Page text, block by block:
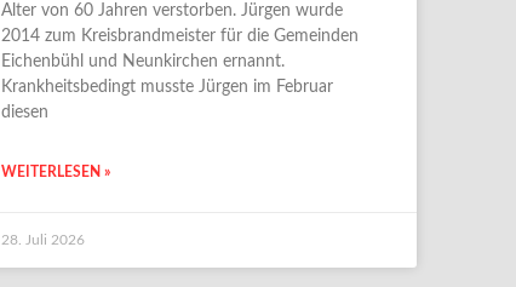
Alter von 60 Jahren verstorben. Jürgen wurde
2014 zum Kreisbrandmeister für die Gemeinden
Eichenbühl und Neunkirchen ernannt.
Krankheitsbedingt musste Jürgen im Februar
diesen
WEITERLESEN »
28. Juli 2026